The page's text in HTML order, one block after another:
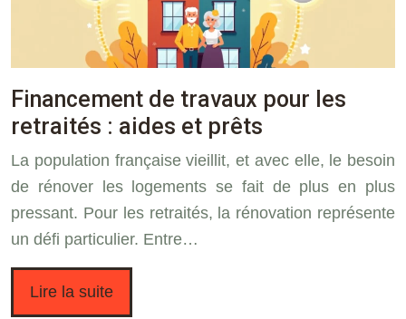
Financement de travaux pour les
retraités : aides et prêts
La population française vieillit, et avec elle, le besoin
de rénover les logements se fait de plus en plus
pressant. Pour les retraités, la rénovation représente
un défi particulier. Entre…
Lire la suite